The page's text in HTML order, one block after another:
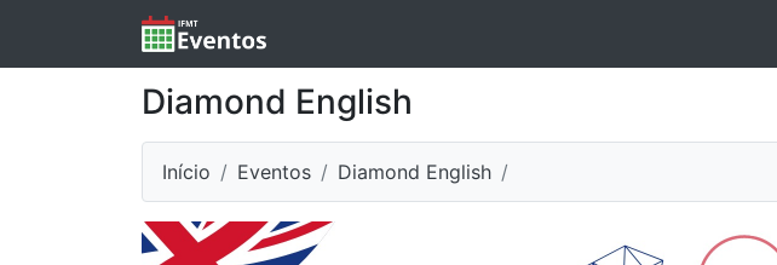
Diamond English
Início Eventos Diamond English